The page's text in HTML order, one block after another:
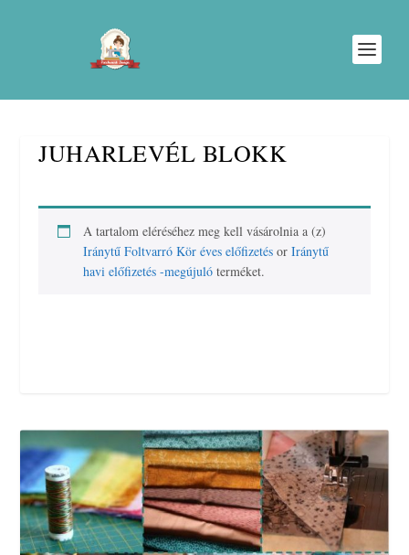
JUHARLEVÉL BLOKK
A tartalom eléréséhez meg kell vásárolnia a (z)
Iránytű Foltvarró Kör éves előfizetés orIránytű
havi előfizetés -megújuló terméket.